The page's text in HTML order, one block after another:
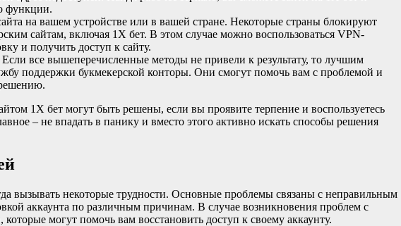
функции.
на вашем устройстве или в вашей стране. Некоторые страны блокируют
сайтам, включая 1X бет. В этом случае можно воспользоваться VPN-
и получить доступ к сайту.
все вышеперечисленные методы не привели к результату, то лучшим
поддержки букмекерской конторы. Они смогут помочь вам с проблемой и
1X бет могут быть решены, если вы проявите терпение и воспользуетесь
– не впадать в панику и вместо этого активно искать способы решения
вызывать некоторые трудности. Основные проблемы связаны с неправильным
аккаунта по различным причинам. В случае возникновения проблем с
могут помочь вам восстановить доступ к своему аккаунту.